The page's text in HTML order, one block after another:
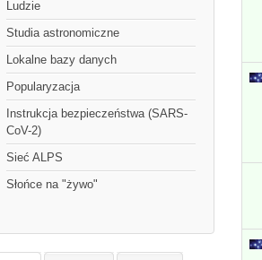
Ludzie
Studia astronomiczne
Lokalne bazy danych
Popularyzacja
Instrukcja bezpieczeństwa (SARS-
CoV-2)
Sieć ALPS
Słońce na "żywo"